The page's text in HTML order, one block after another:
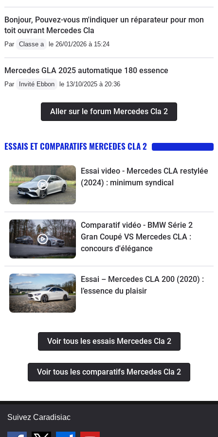
Bonjour, Pouvez-vous m'indiquer un réparateur pour mon
toit ouvrant Mercedes Cla
Par Classe a le 26/01/2026 à 15:24
Mercedes GLA 2025 automatique 180 essence
Par Invité Ebbon le 13/10/2025 à 20:36
Aller sur le forum Mercedes Cla 2
ESSAIS ET COMPARATIFS MERCEDES CLA 2
Essai video - Mercedes CLA restylée
(2024) : minimum syndical
Comparatif vidéo - BMW Série 2
Gran Coupé VS Mercedes CLA :
concours d'élégance
Essai – Mercedes CLA 200 (2020) :
l’essence du plaisir
Voir tous les essais Mercedes Cla 2
Voir tous les comparatifs Mercedes Cla 2
Suivez Caradisiac